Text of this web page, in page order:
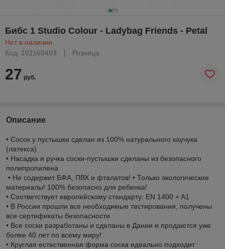
Бибс 1 Studio Colour - Ladybag Friends - Petal
Нет в наличии
Код: 101168403
Розница
27 руб.
Описание
• Сосок у пустышки сделан из 100% натурального каучука
(латекса)
• Насадка и ручка соски-пустышки сделаны из безопасного
полипропилена
• Не содержит БФА, ПВХ и фталатов! • Только экологические
материалы! 100% безопасно для ребенка!
• Соответствует европейскому стандарту: EN 1400 + A1
• В России прошли все необходимые тестирования, получены
все сертификаты безопасности
• Все соски разработаны и сделаны в Дании и продаются уже
более 40 лет по всему миру!
• Круглая естественная форма соска идеально подходит